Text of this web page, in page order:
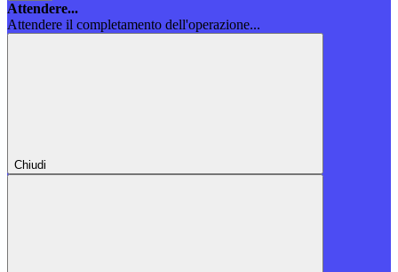
Attendere...
Attendere il completamento dell'operazione...
Chiudi